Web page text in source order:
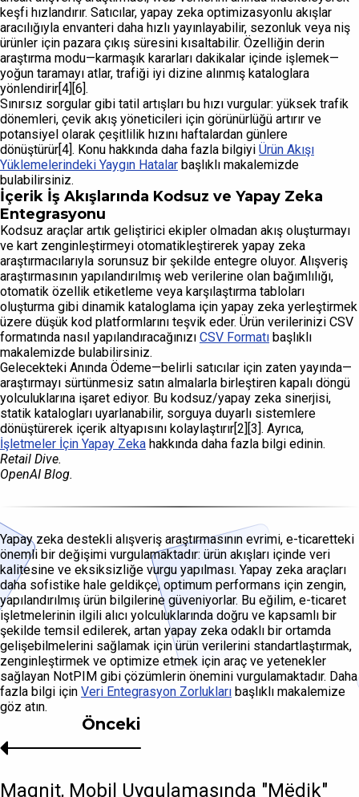
keşfi hızlandırır. Satıcılar, yapay zeka optimizasyonlu akışlar
aracılığıyla envanteri daha hızlı yayınlayabilir, sezonluk veya niş
ürünler için pazara çıkış süresini kısaltabilir. Özelliğin derin
araştırma modu—karmaşık kararları dakikalar içinde işlemek—
yoğun taramayı atlar, trafiği iyi dizine alınmış kataloglara
yönlendirir[4][6].
Sınırsız sorgular gibi tatil artışları bu hızı vurgular: yüksek trafik
dönemleri, çevik akış yöneticileri için görünürlüğü artırır ve
potansiyel olarak çeşitlilik hızını haftalardan günlere
dönüştürür[4]. Konu hakkında daha fazla bilgiyi Ürün Akışı
Yüklemelerindeki Yaygın Hatalar başlıklı makalemizde
bulabilirsiniz.
İçerik İş Akışlarında Kodsuz ve Yapay Zeka
Entegrasyonu
Kodsuz araçlar artık geliştirici ekipler olmadan akış oluşturmayı
ve kart zenginleştirmeyi otomatikleştirerek yapay zeka
araştırmacılarıyla sorunsuz bir şekilde entegre oluyor. Alışveriş
araştırmasının yapılandırılmış web verilerine olan bağımlılığı,
otomatik özellik etiketleme veya karşılaştırma tabloları
oluşturma gibi dinamik kataloglama için yapay zeka yerleştirmek
üzere düşük kod platformlarını teşvik eder. Ürün verilerinizi CSV
formatında nasıl yapılandıracağınızı CSV Formatı başlıklı
makalemizde bulabilirsiniz.
Gelecekteki Anında Ödeme—belirli satıcılar için zaten yayında—
araştırmayı sürtünmesiz satın almalarla birleştiren kapalı döngü
yolculuklarına işaret ediyor. Bu kodsuz/yapay zeka sinerjisi,
statik katalogları uyarlanabilir, sorguya duyarlı sistemlere
dönüştürerek içerik altyapısını kolaylaştırır[2][3]. Ayrıca,
İşletmeler İçin Yapay Zeka hakkında daha fazla bilgi edinin.
Retail Dive.
OpenAI Blog.
Yapay zeka destekli alışveriş araştırmasının evrimi, e-ticaretteki
önemli bir değişimi vurgulamaktadır: ürün akışları içinde veri
kalitesine ve eksiksizliğe vurgu yapılması. Yapay zeka araçları
daha sofistike hale geldikçe, optimum performans için zengin,
yapılandırılmış ürün bilgilerine güveniyorlar. Bu eğilim, e-ticaret
işletmelerinin ilgili alıcı yolculuklarında doğru ve kapsamlı bir
şekilde temsil edilerek, artan yapay zeka odaklı bir ortamda
gelişebilmelerini sağlamak için ürün verilerini standartlaştırmak,
zenginleştirmek ve optimize etmek için araç ve yetenekler
sağlayan NotPIM gibi çözümlerin önemini vurgulamaktadır. Daha
fazla bilgi için Veri Entegrasyon Zorlukları başlıklı makalemize
göz atın.
Önceki
Magnit, Mobil Uygulamasında "Mёdik"